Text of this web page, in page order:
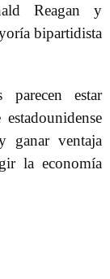
Reagan y
bipartidista
estar
ganar ventaja
la economía